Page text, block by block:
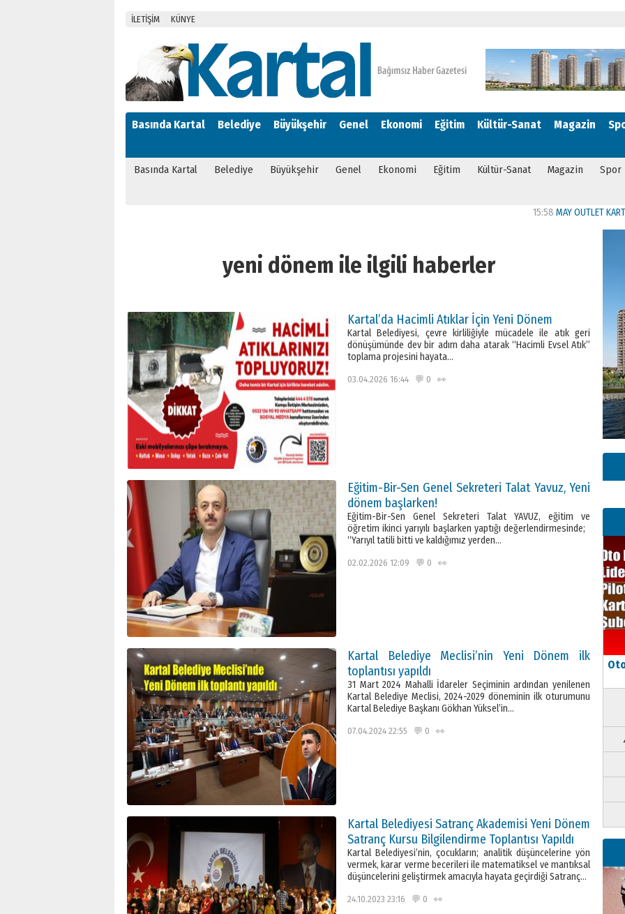
İLETİŞİM KÜNYE
Basında Kartal Belediye Büyükşehir Genel Ekonomi Eğitim Kültür-Sanat Magazin
Basında Kartal Belediye Büyükşehir Genel Ekonomi Eğitim Kültür-Sanat Magazin Spor
MAY OUTLET KARTAL’DA
yeni dönem ile ilgili haberler
Kartal’da Hacimli Atıklar İçin Yeni Dönem
Kartal Belediyesi, çevre kirliliğiyle mücadele ile atık geri
dönüşümünde dev bir adım daha atarak “Hacimli Evsel Atık”
toplama projesini hayata…
03.04.2026 16:44 💬 0 👀
Eğitim-Bir-Sen Genel Sekreteri Talat Yavuz, Yeni
dönem başlarken!
Eğitim-Bir-Sen Genel Sekreteri Talat YAVUZ, eğitim ve
öğretim ikinci yarıyılı başlarken yaptığı değerlendirmesinde;
“Yarıyıl tatili bitti ve kaldığımız yerden…
02.02.2026 12:09 💬 0 👀
Kartal Belediye Meclisi’nin Yeni Dönem ilk
toplantısı yapıldı
31 Mart 2024 Mahalli İdareler Seçiminin ardından yenilenen
Kartal Belediye Meclisi, 2024-2029 döneminin ilk oturumunu
Kartal Belediye Başkanı Gökhan Yüksel’in…
07.04.2024 22:55 💬 0 👀
Kartal Belediyesi Satranç Akademisi Yeni Dönem
Satranç Kursu Bilgilendirme Toplantısı Yapıldı
Kartal Belediyesi’nin, çocukların; analitik düşüncelerine yön
vermek, karar verme becerileri ile matematiksel ve mantıksal
düşüncelerini geliştirmek amacıyla hayata geçirdiği Satranç…
24.10.2023 23:16 💬 0 👀